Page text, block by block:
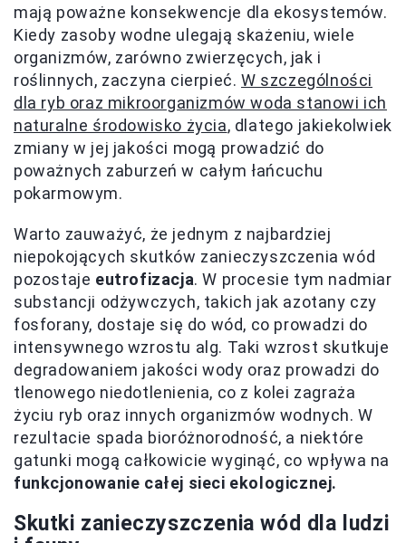
mają poważne konsekwencje dla ekosystemów.
Kiedy zasoby wodne ulegają skażeniu, wiele
organizmów, zarówno zwierzęcych, jak i
roślinnych, zaczyna cierpieć.W szczególności
dla ryb oraz mikroorganizmów woda stanowi ich
naturalne środowisko życia, dlatego jakiekolwiek
zmiany w jej jakości mogą prowadzić do
poważnych zaburzeń w całym łańcuchu
pokarmowym.
Warto zauważyć, że jednym z najbardziej
niepokojących skutków zanieczyszczenia wód
pozostaje eutrofizacja. W procesie tym nadmiar
substancji odżywczych, takich jak azotany czy
fosforany, dostaje się do wód, co prowadzi do
intensywnego wzrostu alg. Taki wzrost skutkuje
degradowaniem jakości wody oraz prowadzi do
tlenowego niedotlenienia, co z kolei zagraża
życiu ryb oraz innych organizmów wodnych. W
rezultacie spada bioróżnorodność, a niektóre
gatunki mogą całkowicie wyginąć, co wpływa na
funkcjonowanie całej sieci ekologicznej.
Skutki zanieczyszczenia wód dla ludzi